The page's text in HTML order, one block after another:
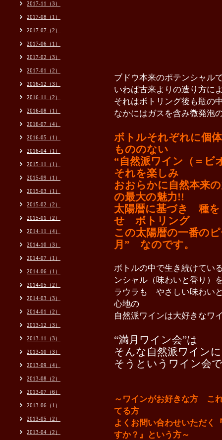
ブドウ本来のポテンシャル
いわば古来よりの造り方に
それはボトリング後も瓶
なかにはガスを含み微発泡
ボトルそれぞれに個
もののない
“自然派ワイン（＝ビ
それを楽しみ
おおらかに自然本来
の最大の魅力!!
太陽暦に基づき 種
せ ボトリング
この太陽暦の一番の
月” なのです。
ボトルの中で生き続けてい
ンシャル（味わいと香り）
ラウラも やさしい味わい
心地の
自然派ワインは大好きなワ
“満月ワイン会”は
そんな自然派ワイン
そうというワイン会
～ワインがお好きな方 こ
てる方
よくお問い合わせいただく
すか？』という方～
2017-11（3）
2017-08（1）
2017-07（2）
2017-06（1）
2017-02（3）
2017-01（2）
2016-12（3）
2016-11（2）
2016-08（1）
2016-07（4）
2016-05（1）
2016-04（1）
2015-11（1）
2015-09（1）
2015-03（1）
2015-02（2）
2015-01（2）
2014-11（4）
2014-10（3）
2014-07（1）
2014-06（1）
2014-05（2）
2014-03（3）
2014-01（2）
2013-12（3）
2013-11（3）
2013-10（3）
2013-09（4）
2013-08（2）
2013-07（6）
2013-06（1）
2013-05（2）
2013-04（2）